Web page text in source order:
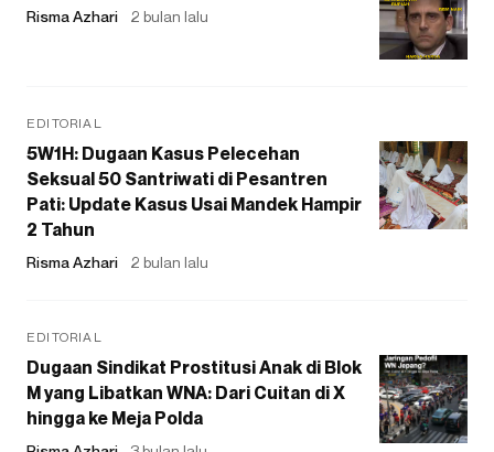
Risma Azhari 2 bulan lalu
EDITORIAL
5W1H: Dugaan Kasus Pelecehan
Seksual 50 Santriwati di Pesantren
Pati: Update Kasus Usai Mandek Hampir
2 Tahun
Risma Azhari 2 bulan lalu
EDITORIAL
Dugaan Sindikat Prostitusi Anak di Blok
M yang Libatkan WNA: Dari Cuitan di X
hingga ke Meja Polda